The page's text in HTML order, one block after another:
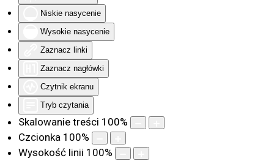
Niskie nasycenie
Wysokie nasycenie
Zaznacz linki
Zaznacz nagłówki
Czytnik ekranu
Tryb czytania
Skalowanie treści 100%
Czcionka 100%
Wysokość linii 100%